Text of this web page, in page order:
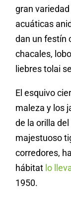
gran
acuáticas
dan un festín
chacales,
liebres tolai
El esquivo
maleza y los
de la orilla del
majestuoso
corredores,
hábitat lo
1950.